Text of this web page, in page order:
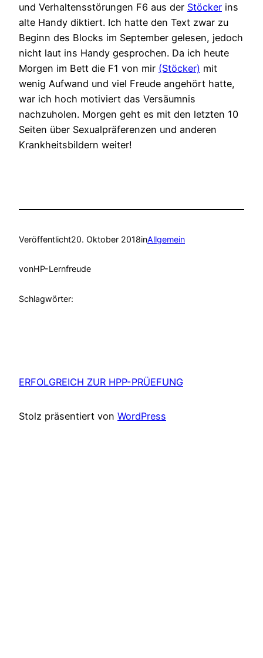
und Verhaltensstörungen F6 aus der Stöcker ins
alte Handy diktiert. Ich hatte den Text zwar zu
Beginn des Blocks im September gelesen, jedoch
nicht laut ins Handy gesprochen. Da ich heute
Morgen im Bett die F1 von mir (Stöcker) mit
wenig Aufwand und viel Freude angehört hatte,
war ich hoch motiviert das Versäumnis
nachzuholen. Morgen geht es mit den letzten 10
Seiten über Sexualpräferenzen und anderen
Krankheitsbildern weiter!
Veröffentlicht20. Oktober 2018inAllgemein
vonHP-Lernfreude
Schlagwörter:
ERFOLGREICH ZUR HPP-PRÜEFUNG
Stolz präsentiert von WordPress